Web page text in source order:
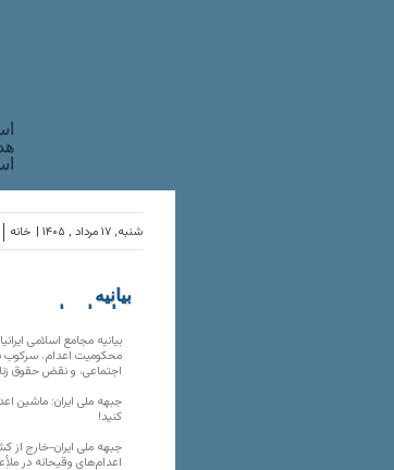
خانه شنبه, ۱۷ مرداد , ۱۴۰۵ |
بیانیه
سازمان‌های
بیانیه مجامع اسلامی
محکومیت اعدام،
اجتماعی، و نقض حقوق
جبهه ملی ایران: ماشین
کنید!
جبهه ملی ایران-خارج از
اعدام‌های وقیحانه در